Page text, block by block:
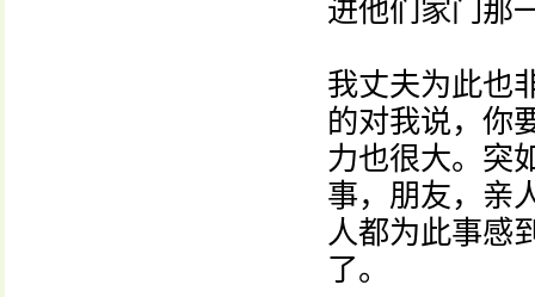
进他们家门那
我丈夫为此也
的对我说，你
力也很大。突
事，朋友，亲
人都为此事感
了。